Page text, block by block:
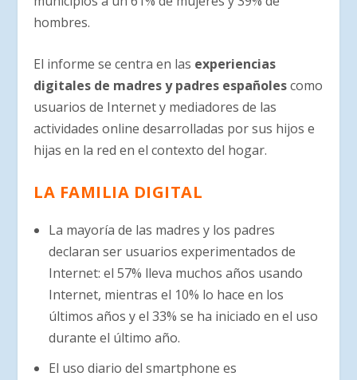
hombres.
El informe se centra en las experiencias
digitales de madres y padres españolescomo
usuarios de Internet y mediadores de las
actividades online desarrolladas por sus hijos e
hijas en la red en el contexto del hogar.
LA FAMILIA DIGITAL
La mayoría de las madres y los padres
declaran ser usuarios experimentados de
Internet: el 57% lleva muchos años usando
Internet, mientras el 10% lo hace en los
últimos años y el 33% se ha iniciado en el uso
durante el último año.
El uso diario del smartphone es